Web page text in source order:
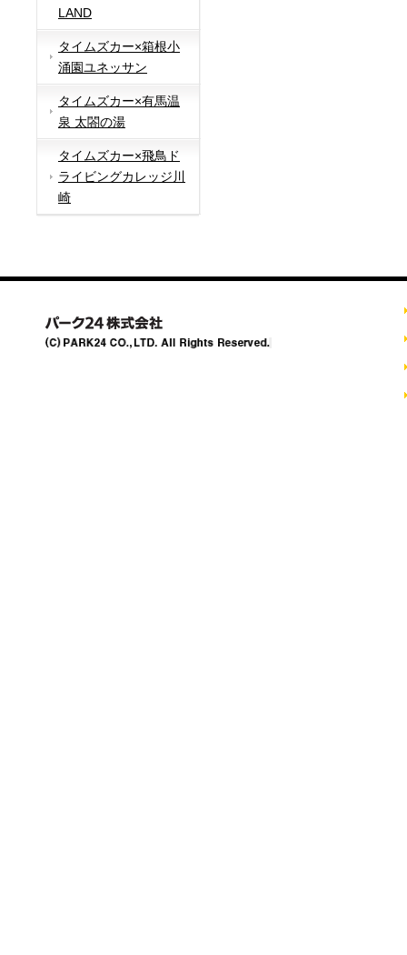
LAND
タイムズカー×箱根小
涌園ユネッサン
タイムズカー×有馬温
泉 太閤の湯
タイムズカー×飛鳥ド
ライビングカレッジ川
崎